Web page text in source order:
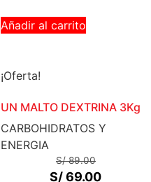
Añadir al carrito
¡Oferta!
UN MALTO DEXTRINA 3Kg
CARBOHIDRATOS Y
ENERGIA
S/89.00
S/69.00